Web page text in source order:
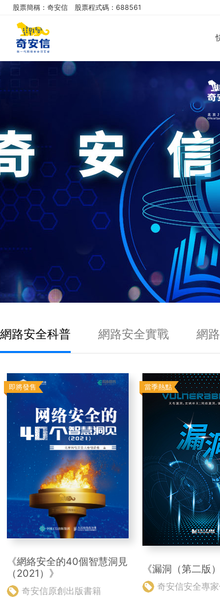
股票簡稱：奇安信 股票程式碼：688561
網路安全科普 網路安全實戰 網
即將發售
《網絡安全的40個智慧洞見
（2021）》
奇安信原創出版書籍
當季熱點
《漏洞（第二版
奇安信安全專